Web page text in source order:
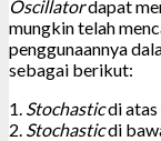
Oscillatordapat
mungkin telah
penggunaannya
sebagai berikut:
1. Stochasticdi atas
2. Stochasticdi